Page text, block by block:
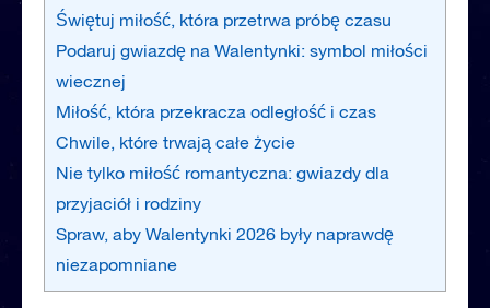
Świętuj miłość, która przetrwa próbę czasu
Podaruj gwiazdę na Walentynki: symbol miłości
wiecznej
Miłość, która przekracza odległość i czas
Chwile, które trwają całe życie
Nie tylko miłość romantyczna: gwiazdy dla
przyjaciół i rodziny
Spraw, aby Walentynki 2026 były naprawdę
niezapomniane